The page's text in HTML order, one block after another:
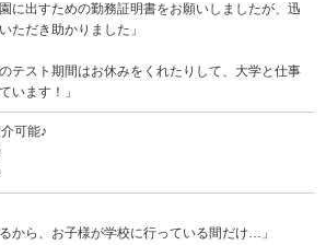
に出すための勤務証明書をお願いしましたが、迅
ただき助かりました」
テスト期間はお休みをくれたりして、大学と仕事
います！」
可能♪
るから、お子様が学校に行っている間だけ…」